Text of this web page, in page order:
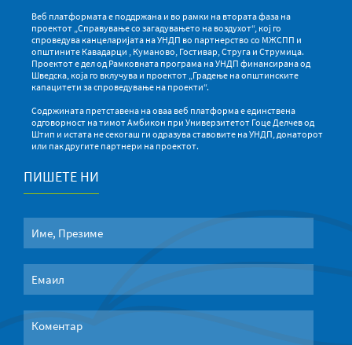
Веб платформата е поддржана и во рамки на втората фаза на
проектот „Справување со загадувањето на воздухот“, кој го
спроведува канцеларијата на УНДП во партнерство со МЖСПП и
општините Кавадарци , Куманово, Гостивар, Струга и Струмица.
Проектот е дел од Рамковната програма на УНДП финансирана од
Шведска, која го вклучува и проектот „Градење на општинските
капацитети за спроведување на проекти“.
Содржината претставена на оваа веб платформа е единствена
одговорност на тимот Амбикон при Универзитетот Гоце Делчев од
Штип и истата не секогаш ги одразува ставовите на УНДП, донаторот
или пак другите партнери на проектот.
ПИШЕТЕ НИ